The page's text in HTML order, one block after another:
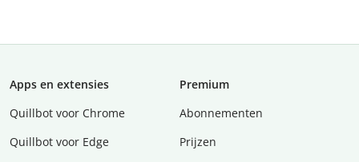
Apps en extensies
Quillbot voor Chrome
Quillbot voor Edge
Premium
Abonnementen
Prijzen